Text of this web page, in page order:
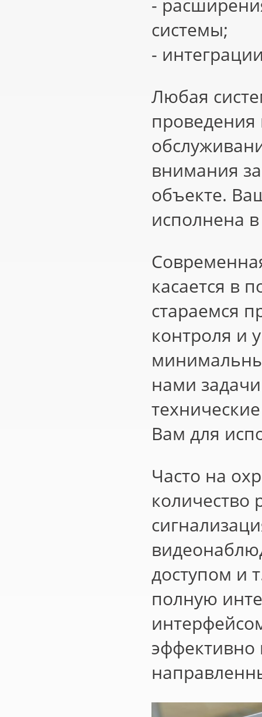
-
системы;
-
Любая
проведения
внимания
объекте.
исполнена
касается в
стараемся
контроля и
нами
Вам для
Часто на
количество
доступом и
полную